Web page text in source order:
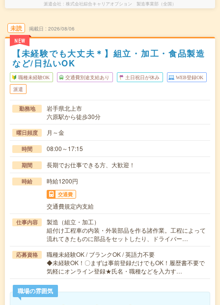
派遣会社 株式会社綜合キャリアオプション 製造事業部（全国）
未読
NEW
掲載日 2026/08/06
【未経験でも大丈夫＊】組立・加工・食品製造
など/日払いOK
職種未経験OK 交通費別途支給あり 土日祝日が休み WEB登録OK
派遣
勤務地
岩手県北上市
六原駅から徒歩30分
曜日頻度 月～金
時間 08:00～17:15
期間 長期でお仕事できる方、大歓迎！
時給 時給1200円
交通費
交通費規定内支給
仕事内容
製造（組立・加工）
組付け工程車の内装・外装部品を作る諸作業。工程によって
流れてきたものに部品をセットしたり、ドライバー…
応募資格
職種未経験OK / ブランクOK / 英語力不要
◆未経験OK！〇まずは事前登録だけでもOK！履歴書不要で
気軽にオンライン登録★氏名・職種などを入力す…
職場の雰囲気